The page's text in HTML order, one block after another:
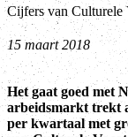
Cijfers van Culturele
15 maart 2018
Het gaat goed met
arbeidsmarkt trekt
per kwartaal met